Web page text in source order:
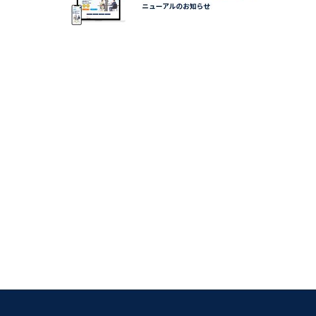
ニューアルのお知らせ